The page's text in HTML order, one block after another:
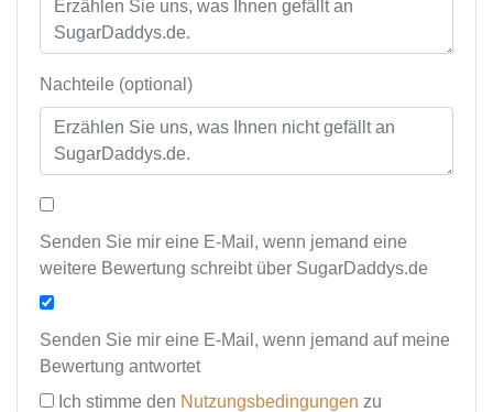
Nachteile (optional)
Senden Sie mir eine E-Mail, wenn jemand eine
weitere Bewertung schreibt über SugarDaddys.de
Senden Sie mir eine E-Mail, wenn jemand auf meine
Bewertung antwortet
Ich stimme den Nutzungsbedingungen zu